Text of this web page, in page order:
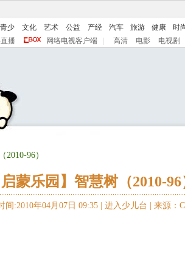
青少 文化 艺术 公益 产经 汽车 旅游 健康 时
播 网络电视客户端 高清 电影 电视剧
96）
启蒙乐园】智慧树（2010-96
间:2010年04月07日 09:35 | 进入少儿台 来源：